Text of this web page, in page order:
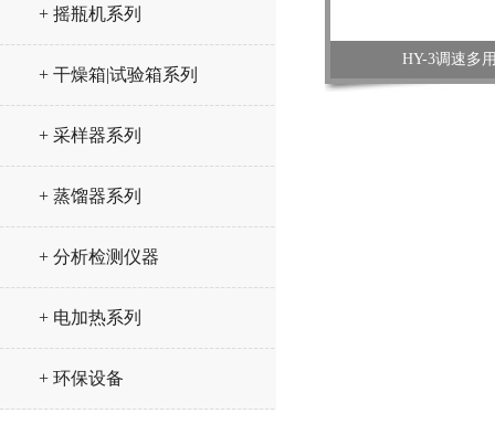
+ 摇瓶机系列
+ 干燥箱|试验箱系列
+ 采样器系列
+ 蒸馏器系列
+ 分析检测仪器
+ 电加热系列
+ 环保设备
HY-3调速多